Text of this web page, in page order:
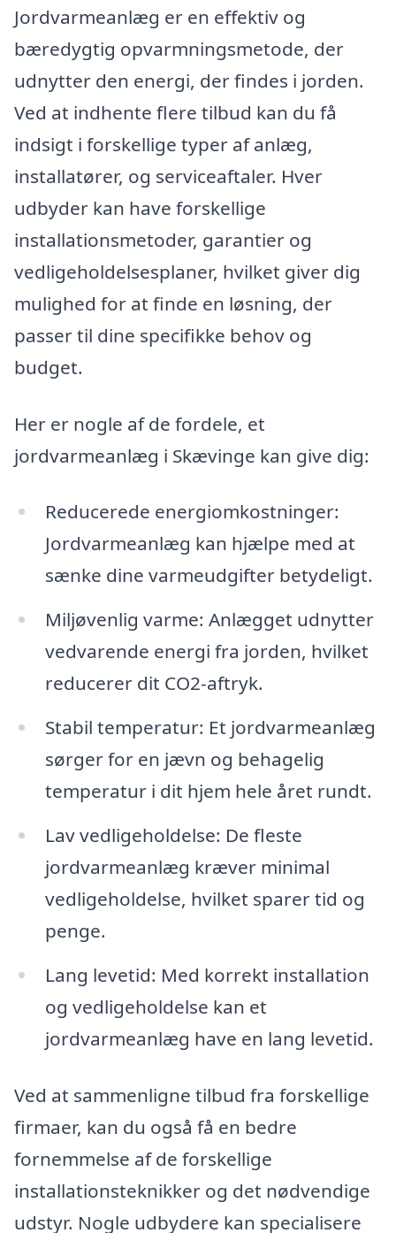
Jordvarmeanlæg er en effektiv og
bæredygtig opvarmningsmetode, der
udnytter den energi, der findes i jorden.
Ved at indhente flere tilbud kan du få
indsigt i forskellige typer af anlæg,
installatører, og serviceaftaler. Hver
udbyder kan have forskellige
installationsmetoder, garantier og
vedligeholdelsesplaner, hvilket giver dig
mulighed for at finde en løsning, der
passer til dine specifikke behov og
budget.
Her er nogle af de fordele, et
jordvarmeanlæg i Skævinge kan give dig:
Reducerede energiomkostninger:
Jordvarmeanlæg kan hjælpe med at
sænke dine varmeudgifter betydeligt.
Miljøvenlig varme: Anlægget udnytter
vedvarende energi fra jorden, hvilket
reducerer dit CO2-aftryk.
Stabil temperatur: Et jordvarmeanlæg
sørger for en jævn og behagelig
temperatur i dit hjem hele året rundt.
Lav vedligeholdelse: De fleste
jordvarmeanlæg kræver minimal
vedligeholdelse, hvilket sparer tid og
penge.
Lang levetid: Med korrekt installation
og vedligeholdelse kan et
jordvarmeanlæg have en lang levetid.
Ved at sammenligne tilbud fra forskellige
firmaer, kan du også få en bedre
fornemmelse af de forskellige
installationsteknikker og det nødvendige
udstyr. Nogle udbydere kan specialisere